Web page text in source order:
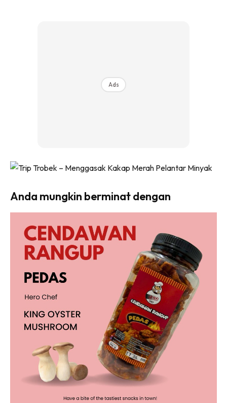
Ads
Anda mungkin berminat dengan